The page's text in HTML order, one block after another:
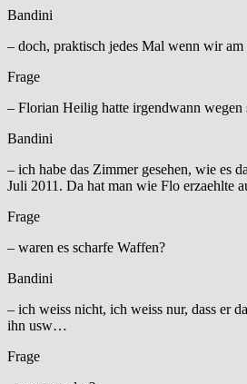
Bandini
– doch, praktisch jedes Mal wenn wir
Frage
– Florian Heilig hatte irgendwann wegen
Bandini
– ich habe das Zimmer gesehen, wie es
Juli 2011. Da hat man wie Flo erzaehlte
Frage
– waren es scharfe Waffen?
Bandini
– ich weiss nicht, ich weiss nur, dass er
ihn usw…
Frage